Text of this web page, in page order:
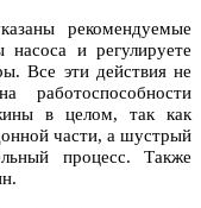
рекомендуемые
насоса и регулируете
Все эти действия не
работоспособности
в целом, так как
части, а шустрый
процесс. Также